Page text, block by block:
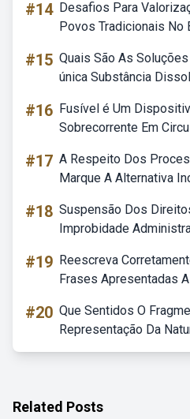
#14 Desafios Para
Povos Tradicionais No
#15 Quais São As
única Substância
#16 Fusível é Um
Sobrecorrente Em
#17 A Respeito Dos
Marque A Alternativa
#18 Suspensão Dos
Improbidade
#19 Reescreva
Frases Apresentadas
#20 Que Sentidos O
Representação Da
Related Posts